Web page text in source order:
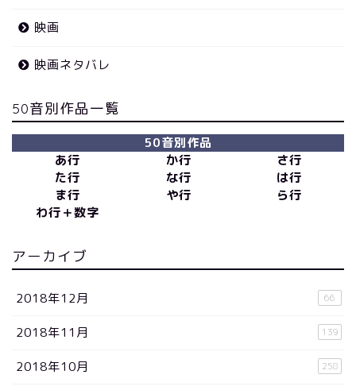
映画
映画ネタバレ
50音別作品一覧
50音別作品
あ行
か行
さ行
た行
な行
は行
ま行
や行
ら行
わ行＋数字
アーカイブ
2018年12月 66
2018年11月 139
2018年10月 258